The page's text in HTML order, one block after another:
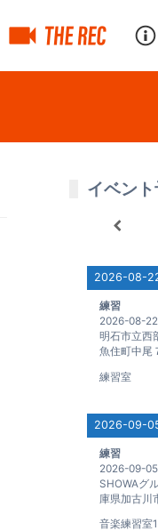
イベン
2026-08-
練習
2026-08-22
明石市立西
魚住町中尾
練習室
2026-09-
練習
2026-09-05
SHOWAグ
庫県加古川
音楽練習室1